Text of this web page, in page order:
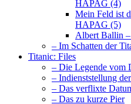
HAPAG (4)
Mein Feld ist
HAPAG (5)
Albert Ballin
– Im Schatten der
Titanic: Files
– Die Legende vom
– Indienststellung
– Das verflixte
– Das zu kurze Pier